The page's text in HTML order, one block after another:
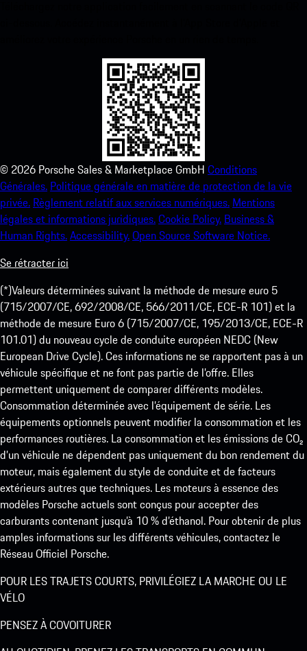
© 2026 Porsche Sales & Marketplace GmbH Conditions
Générales. Politique générale en matière de protection de la vie
privée. Règlement relatif aux services numériques. Mentions
légales et informations juridiques.Cookie Policy. Business &
Human Rights.Accessibility.Open Source Software Notice.
Se rétracter ici
(*)Valeurs déterminées suivant la méthode de mesure euro 5
(715/2007/CE, 692/2008/CE, 566/2011/CE, ECE-R 101) et la
méthode de mesure Euro 6 (715/2007/CE, 195/2013/CE, ECE-R
101.01) du nouveau cycle de conduite européen NEDC (New
European Drive Cycle). Ces informations ne se rapportent pas à un
véhicule spécifique et ne font pas partie de l’offre. Elles
permettent uniquement de comparer différents modèles.
Consommation déterminée avec l’équipement de série. Les
équipements optionnels peuvent modifier la consommation et les
performances routières. La consommation et les émissions de CO₂
d’un véhicule ne dépendent pas uniquement du bon rendement du
moteur, mais également du style de conduite et de facteurs
extérieurs autres que techniques. Les moteurs à essence des
modèles Porsche actuels sont conçus pour accepter des
carburants contenant jusqu’à 10 % d’éthanol. Pour obtenir de plus
amples informations sur les différents véhicules, contactez le
Réseau Officiel Porsche.
POUR LES TRAJETS COURTS, PRIVILÉGIEZ LA MARCHE OU LE
VÉLO
PENSEZ À COVOITURER